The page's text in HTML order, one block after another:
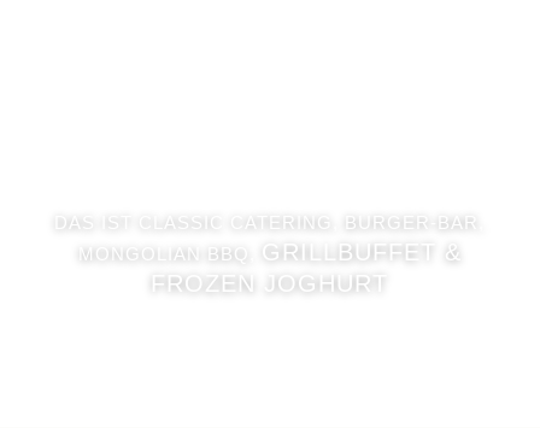
DAS IST CLASSIC CATERING, BURGER-BAR,
MONGOLIAN BBQ,
GRILLBUFFET
&
FROZEN JOGHURT